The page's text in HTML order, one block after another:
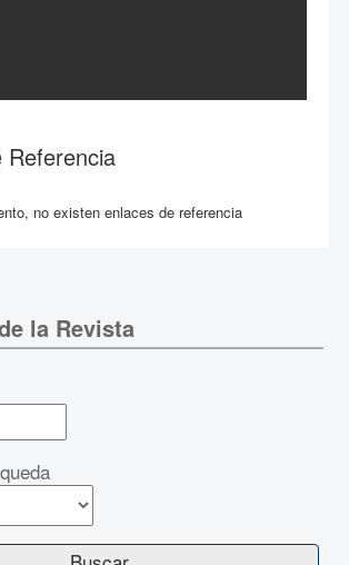
Referencia
no existen enlaces de referencia
la Revista